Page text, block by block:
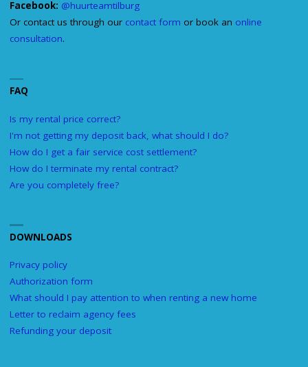
Facebook: @huurteamtilburg
Or contact us through our contact form or book an online
consultation.
FAQ
Is my rental price correct?
I'm not getting my deposit back, what should I do?
How do I get a fair service cost settlement?
How do I terminate my rental contract?
Are you completely free?
DOWNLOADS
Privacy policy
Authorization form
What should I pay attention to when renting a new home
Letter to reclaim agency fees
Refunding your deposit